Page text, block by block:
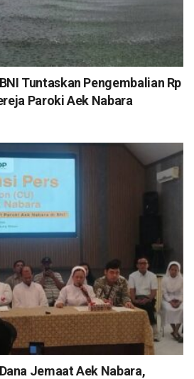
Tuntaskan Pengembalian Rp
Paroki Aek Nabara
Jemaat Aek Nabara,